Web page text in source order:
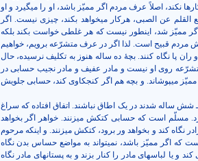
نکند، اصلاً عرف مردم اگر ممیّز باشد، او را می­گیرد و او
عن الصبی، هرکار می­خواهد بکند، چیزی نیست. اگر
اگر ممیّز شد، اینطور نیست که هر غلطی خواست بکند بلکه
مردم قبیح است. لذا اگر در عرف متشرّعه برویم، خواهیم
پا نگاه کنند. بچۀ ده ساله هنوز به تکلیف نرسیده، حال
روی او نیست و مادر عفیف و مادر نجیب حسابی در
می­پوشاند. و بچه هم اگر کنجکاوی کند، حسابی جلویش
ـ شش ساله شدند در یک اطاق نباشند. اتفاق افتاده که سراغ
مسلّم است که حسابی کتکش می­زنند. خواهر اگر بخواهد
نگاه کند و بخواهد ور برود، کتکش می­زنند. و اینکه مرحوم
که اگر ممیّز باشد، نمی­تواند به مواضع حساس بدن نگاه
یا لباسهای مادر را کنار بزند و به پستانهای مادر نگاه